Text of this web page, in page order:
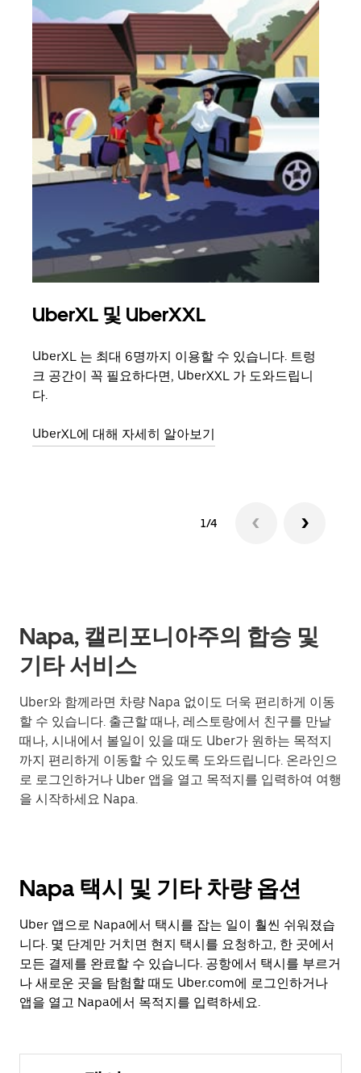
UberXL 및 UberXXL
UberXL 는 최대 6명까지 이용할 수 있습니다. 트렁
크 공간이 꼭 필요하다면, UberXXL 가 도와드립니
다.
UberXL에 대해 자세히 알아보기
1/4
Napa, 캘리포니아주의 합승 및
기타 서비스
Uber와 함께라면 차량 Napa 없이도 더욱 편리하게 이동
할 수 있습니다. 출근할 때나, 레스토랑에서 친구를 만날
때나, 시내에서 볼일이 있을 때도 Uber가 원하는 목적지
까지 편리하게 이동할 수 있도록 도와드립니다. 온라인으
로 로그인하거나 Uber 앱을 열고 목적지를 입력하여 여행
을 시작하세요 Napa.
Napa 택시 및 기타 차량 옵션
Uber 앱으로 Napa에서 택시를 잡는 일이 훨씬 쉬워졌습
니다. 몇 단계만 거치면 현지 택시를 요청하고, 한 곳에서
모든 결제를 완료할 수 있습니다. 공항에서 택시를 부르거
나 새로운 곳을 탐험할 때도 Uber.com에 로그인하거나
앱을 열고 Napa에서 목적지를 입력하세요.